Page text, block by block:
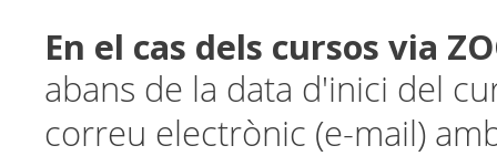
En el cas dels cursos via
abans de la data d'inici del
correu electrònic (e-mail)